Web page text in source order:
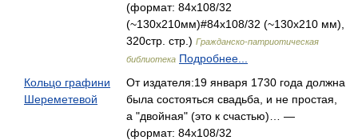
(формат: 84x108/32
(~130x210мм)#84x108/32 (~130x210 мм),
320стр. стр.) Гражданско-патриотическая
библиотека Подробнее...
Кольцо графини
Шереметевой
От издателя:19 января 1730 года должна
была состояться свадьба, и не простая,
а "двойная" (это к счастью)… —
(формат: 84x108/32